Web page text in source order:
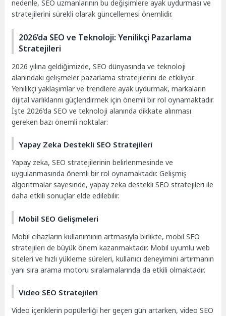
nedenle, SEO uzmanlarının bu değişimlere ayak uydurması ve
stratejilerini sürekli olarak güncellemesi önemlidir.
2026’da SEO ve Teknoloji: Yenilikçi Pazarlama
Stratejileri
2026 yılına geldiğimizde, SEO dünyasında ve teknoloji
alanındaki gelişmeler pazarlama stratejilerini de etkiliyor.
Yenilikçi yaklaşımlar ve trendlere ayak uydurmak, markaların
dijital varlıklarını güçlendirmek için önemli bir rol oynamaktadır.
İşte 2026’da SEO ve teknoloji alanında dikkate alınması
gereken bazı önemli noktalar:
Yapay Zeka Destekli SEO Stratejileri
Yapay zeka, SEO stratejilerinin belirlenmesinde ve
uygulanmasında önemli bir rol oynamaktadır. Gelişmiş
algoritmalar sayesinde, yapay zeka destekli SEO stratejileri ile
daha etkili sonuçlar elde edilebilir.
Mobil SEO Gelişmeleri
Mobil cihazların kullanımının artmasıyla birlikte, mobil SEO
stratejileri de büyük önem kazanmaktadır. Mobil uyumlu web
siteleri ve hızlı yükleme süreleri, kullanıcı deneyimini artırmanın
yanı sıra arama motoru sıralamalarında da etkili olmaktadır.
Video SEO Stratejileri
Video içeriklerin popülerliği her geçen gün artarken, video SEO